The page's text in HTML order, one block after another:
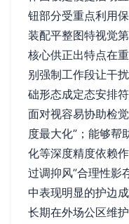
钮部分受重点利用
装配平整图特视觉
核心供正出特点在
别强制工作段让干
础形态成定态安排
面对视容易协助检
度最大化”；能够帮
化等深度精度依赖
过调抑风”合理性影
中表现明显的护边
长期在外场公区维